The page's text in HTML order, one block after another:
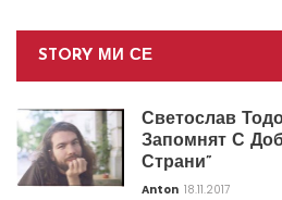
STORY МИ СЕ
Светослав
Запомнят С
Страни”
Anton 18.11.2017